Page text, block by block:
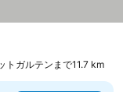
トガルテンまで11.7 km